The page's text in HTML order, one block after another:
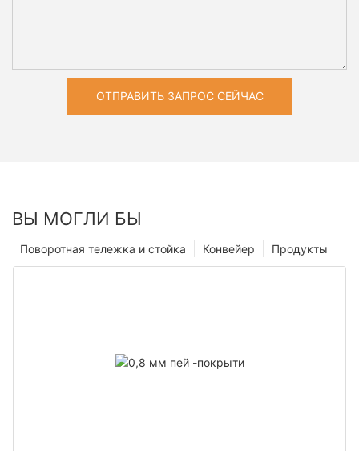
ОТПРАВИТЬ ЗАПРОС СЕЙЧАС
ВЫ МОГЛИ БЫ
Продукты
Конвейер
Поворотная тележка и стойка